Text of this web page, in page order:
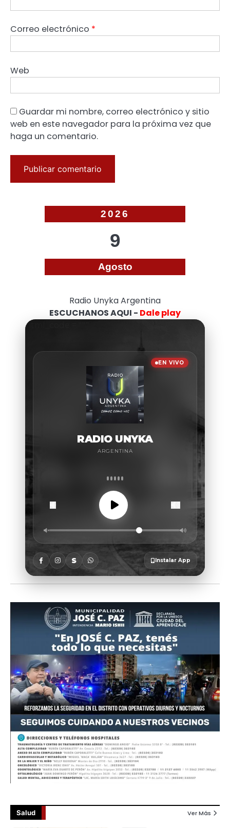
Correo electrónico *
Web
Guardar mi nombre, correo electrónico y sitio
web en este navegador para la próxima vez que
haga un comentario.
2026
9
Agosto
Radio Unyka Argentina
ESCUCHANOS AQUI - Dale play
Salud Ver Más